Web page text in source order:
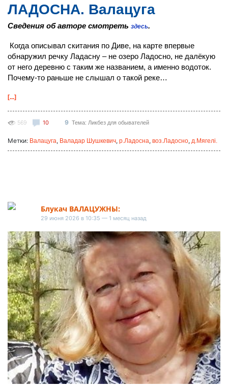
ЛАДОСНА. Валацуга
Сведения об авторе смотреть здесь.
Когда описывал скитания по Диве, на карте впервые
обнаружил речку Ладасну – не озеро Ладосно, не далёкую
от него деревню с таким же названием, а именно водоток.
Почему-то раньше не слышал о такой реке…
[...]
569 10 9 Тема: Ликбез для обывателей
Метки: Валацуга, Валадар Шушкевич, р.Ладосна, воз.Ладосно, д.Мягелі.
Блукач ВАЛАЦУЖНЫ:
29 июня 2026 в 10:35 — 1 месяц назад